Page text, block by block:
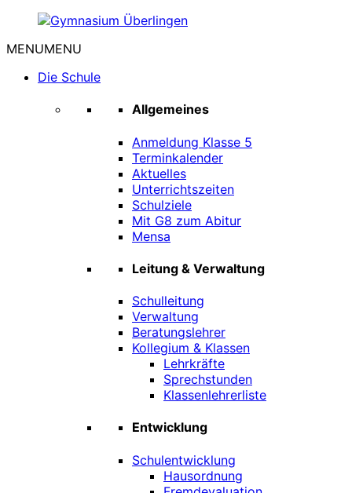
springen
Überlingen
MENUMENU
Die Schule
Allgemeines
Anmeldung Klasse 5
Terminkalender
Aktuelles
Unterrichtszeiten
Schulziele
Mit G8 zum Abitur
Mensa
Leitung & Verwaltung
Schulleitung
Verwaltung
Beratungslehrer
Kollegium & Klassen
Lehrkräfte
Sprechstunden
Klassenlehrerliste
Entwicklung
Schulentwicklung
Hausordnung